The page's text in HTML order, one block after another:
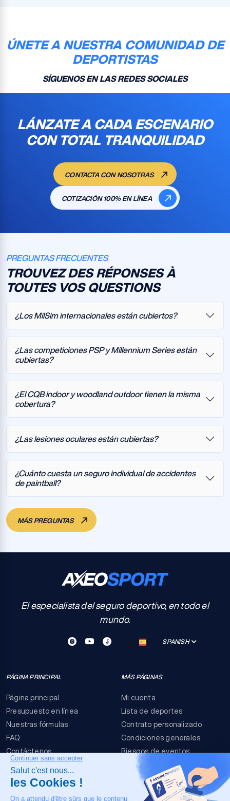
ÚNETE A NUESTRA COMUNIDAD DE
DEPORTISTAS
SÍGUENOS EN LAS REDES SOCIALES
LÁNZATE A CADA ESCENARIO
CON TOTAL TRANQUILIDAD
CONTACTA CON NOSOTRAS
COTIZACIÓN 100% EN LÍNEA
PREGUNTAS FRECUENTES
TROUVEZ DES RÉPONSES À
TOUTES VOS QUESTIONS
¿Los MilSim internacionales están cubiertos?
¿Las competiciones PSP y Millennium Series están
cubiertas?
¿El CQB indoor y woodland outdoor tienen la misma
cobertura?
¿Las lesiones oculares están cubiertas?
¿Cuánto cuesta un seguro individual de accidentes
de paintball?
MÁS PREGUNTAS
El especialista del seguro deportivo, en todo el
mundo.
SPANISH
PÁGINA PRINCIPAL
Página principal
Presupuesto en línea
Nuestras fórmulas
FAQ
Contáctenos
MÁS PÁGINAS
Mi cuenta
Lista de deportes
Contrato personalizado
Condiciones generales
Riesgos de eventos
Menciones legales
NUESTRO CONTACTO